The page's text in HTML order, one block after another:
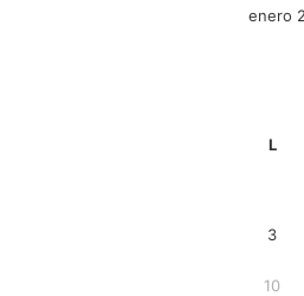
enero
L
3
10